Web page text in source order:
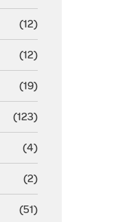
(12)
(12)
(19)
(123)
(4)
(2)
(51)